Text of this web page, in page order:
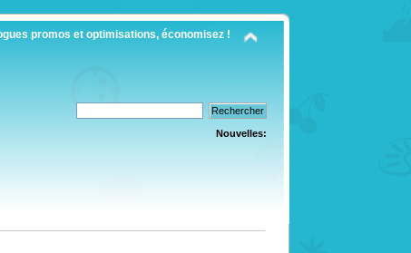
promos et optimisations, économisez !
Nouvelles: